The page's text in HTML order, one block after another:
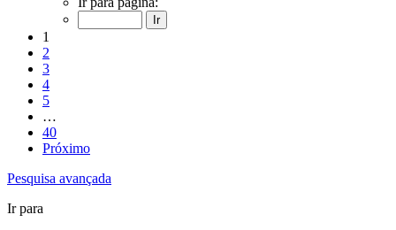
1
2
3
4
5
…
40
Próximo
Pesquisa avançada
Ir para